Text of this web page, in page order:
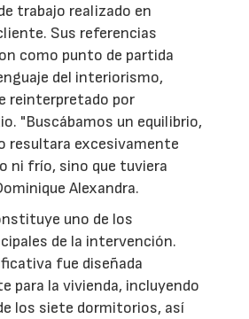
trabajo realizado en
Sus referencias
como punto de partida
del interiorismo,
reinterpretado por
"Buscábamos un equilibrio,
resultara excesivamente
ni frío, sino que tuviera
Alexandra.
uno de los
de la intervención.
fue diseñada
para la vivienda, incluyendo
los siete dormitorios, así